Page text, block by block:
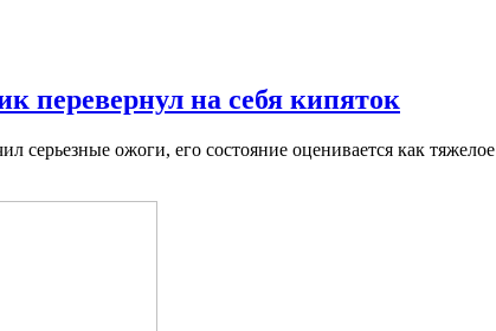
перевернул на себя кипяток
серьезные ожоги, его состояние оценивается как тяжелое